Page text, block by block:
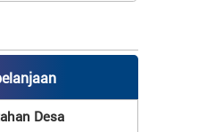
DESA...
TGAI Jambi...
Desa